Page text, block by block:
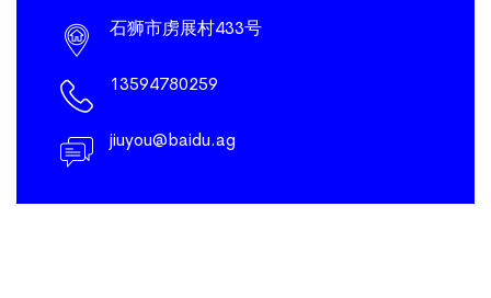
石狮市虏展村433号
13594780259
jiuyou@baidu.ag